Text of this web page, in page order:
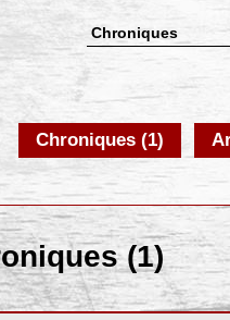
Chroniques
Chroniques (1)
(1)